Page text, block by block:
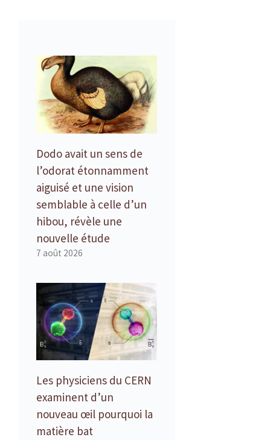
Dodo avait un sens de
l’odorat étonnamment
aiguisé et une vision
semblable à celle d’un
hibou, révèle une
nouvelle étude
7 août 2026
Les physiciens du CERN
examinent d’un
nouveau œil pourquoi la
matière bat